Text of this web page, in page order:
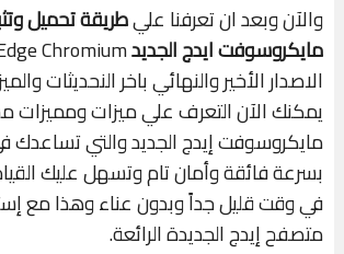
والآن وبعد ان تعرفنا عليطريقة تحميل
مايكروسوفت ايدج الجديدChromium
الاصدار الأخير والنهائي باخر النحديثات
يمكنك الآن التعرف علي ميزات
مايكروسوفت إيدج الجديد والتي تساعدك
بسرعة فائقة وأمان تام وتسهل عليك
في وقت قليل جداً وبدون عناء وهذا مع
متصفح إيدج الجديدة الرائعة.